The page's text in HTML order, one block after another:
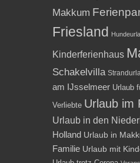
Makkum
Friesland
Kinderferienhaus
Schakelvilla
am IJsselmeer Urlaub
Verliebte Urlaub im
Urlaub in den
Holland Urlaub in
Familie Urlaub mit